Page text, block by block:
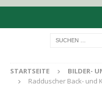
STARTSEITE
BILDER-
Radduscher Back- und